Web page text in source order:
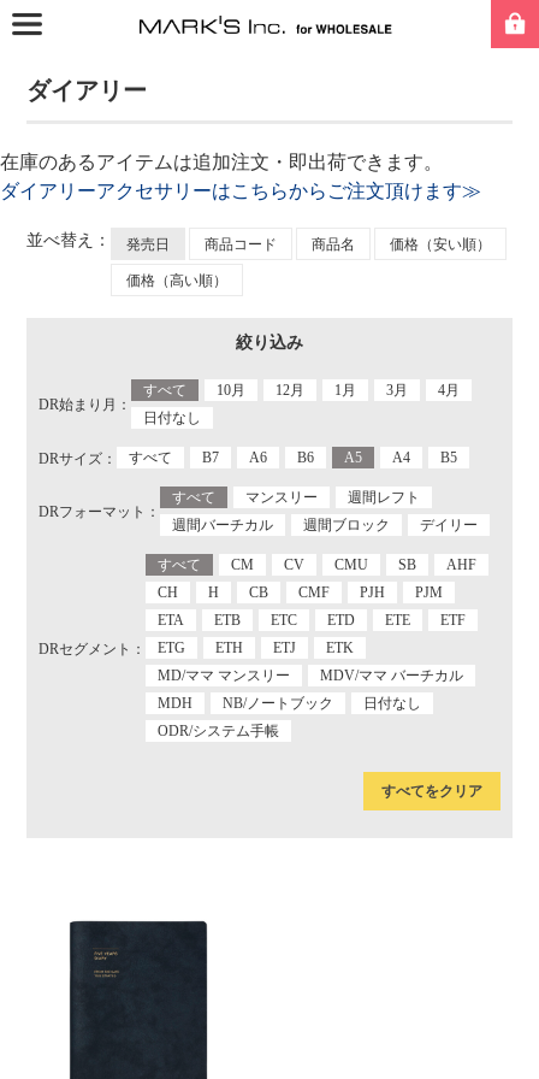
ダイアリー
在庫のあるアイテムは追加注文・即出荷できます。
ダイアリーアクセサリーはこちらからご注文頂けます≫
並べ替え： 発売日 商品コード 商品名 価格（安い順）
価格（高い順）
絞り込み
DR始まり月：
すべて 10月 12月 1月 3月
4月
日付なし
DRサイズ： すべて B7 A6 B6 A5 A4 B5
DRフォーマット：
すべて マンスリー
週間レフト
週間バーチカル
週間ブロック デイリー
DRセグメント：
すべて CM CV CMU SB
AHF
CH
H CB CMF PJH
PJM
ETA
ETB ETC ETD ETE
ETF
ETG
ETH ETJ
ETK
MD/ママ マンスリー
MDV/ママ バーチカル
MDH
NB/ノートブック
日付なし
ODR/システム手帳
すべてをクリア